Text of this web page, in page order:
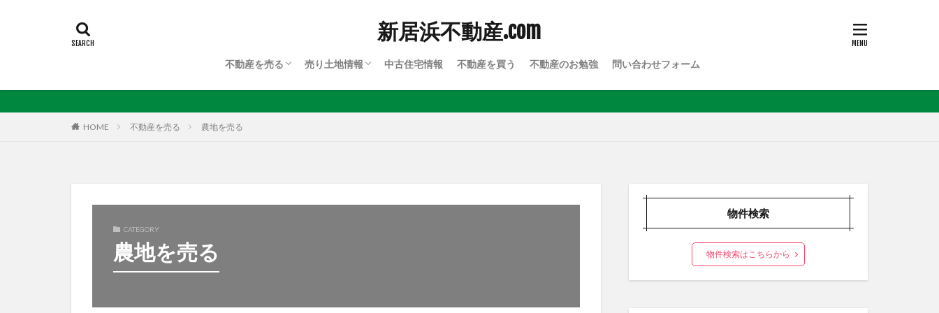
新居浜不動産.com
不動産を売る
不動産を売る
不動産査定
任意売却について
売り土地情報
川西
川東
上部
中古住宅情報 不動産を買う 不動産のお勉強 問い合わせフォーム
HOME 不動産を売る 農地を売る
CATEGORY
農地を売る
物件検索
物件検索はこちらから